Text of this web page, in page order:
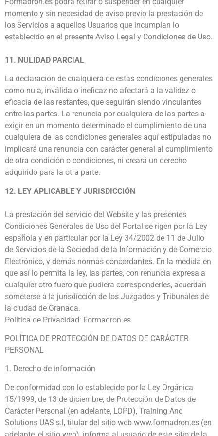
momento y sin necesidad de aviso previo la prestación de
los Servicios a aquellos Usuarios que incumplan lo
establecido en el presente Aviso Legal y Condiciones de Uso.
11. NULIDAD PARCIAL
La declaración de cualquiera de estas condiciones generales
como nula, inválida o ineficaz no afectará a la validez o
eficacia de las restantes, que seguirán siendo vinculantes
entre las partes. La renuncia por cualquiera de las partes a
exigir en un momento determinado el cumplimiento de una
cualquiera de las condiciones generales aquí estipuladas no
implicará una renuncia con carácter general al cumplimiento
de otra condición o condiciones, ni creará un derecho
adquirido para la otra parte.
12. LEY APLICABLE Y JURISDICCIÓN
La prestación del servicio del Website y las presentes
Condiciones Generales de Uso del Portal se rigen por la Ley
española y en particular por la Ley 34/2002 de 11 de Julio
de Servicios de la Sociedad de la Información y de Comercio
Electrónico, y demás normas concordantes. En la medida en
que así lo permita la ley, las partes, con renuncia expresa a
cualquier otro fuero que pudiera corresponderles, acuerdan
someterse a la jurisdicción de los Juzgados y Tribunales de
la ciudad de Granada.
Política de Privacidad: Formadron.es
POLÍTICA DE PROTECCIÓN DE DATOS DE CARÁCTER
PERSONAL
1. Derecho de información
De conformidad con lo establecido por la Ley Orgánica
15/1999, de 13 de diciembre, de Protección de Datos de
Carácter Personal (en adelante, LOPD), Training And
Solutions UAS s.l, titular del sitio web www.formadron.es (en